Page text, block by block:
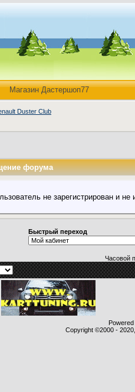
Магазин Дастершоп77
Duster Club
форума
не зарегистрирован и
Быстрый переход
Часовой
Copyright ©2000 -